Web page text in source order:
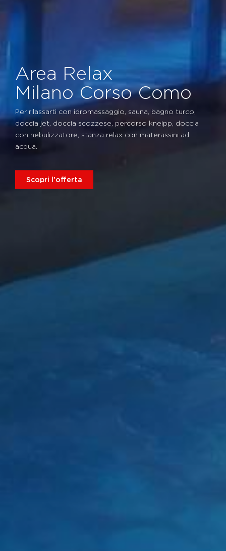
Area Relax
Milano Corso Como
Per rilassarti con idromassaggio, sauna, bagno turco,
doccia jet, doccia scozzese, percorso kneipp, doccia
con nebulizzatore, stanza relax con materassini ad
acqua.
Scopri l'offerta